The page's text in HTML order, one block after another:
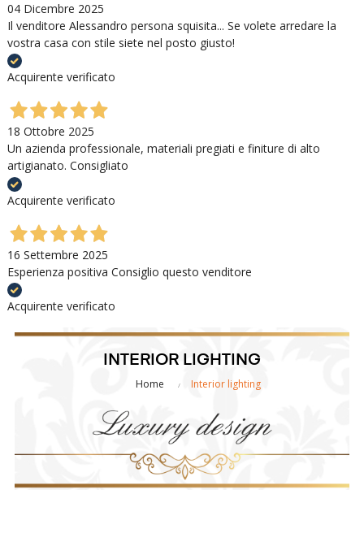
04 Dicembre 2025
Il venditore Alessandro persona squisita... Se volete arredare la
vostra casa con stile siete nel posto giusto!
Acquirente verificato
18 Ottobre 2025
Un azienda professionale, materiali pregiati e finiture di alto
artigianato. Consigliato
Acquirente verificato
16 Settembre 2025
Esperienza positiva Consiglio questo venditore
Acquirente verificato
INTERIOR LIGHTING
Home Interior lighting